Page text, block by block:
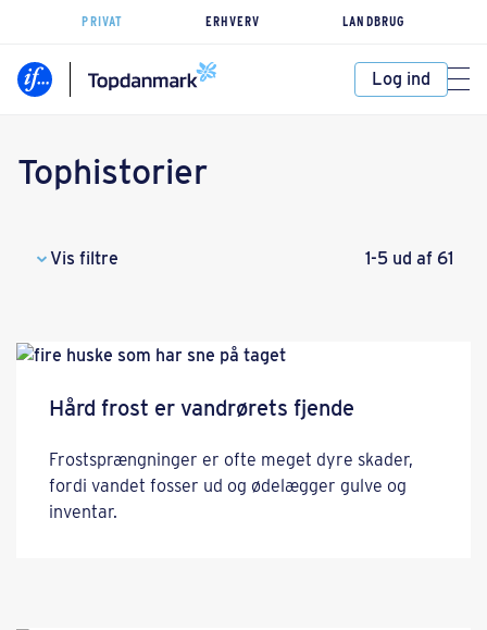
PRIVAT ERHVERV LANDBRUG
Log ind
Tophistorier
Vis filtre 1-5 ud af 61
Hård frost er vandrørets fjende
Frostsprængninger er ofte meget dyre skader,
fordi vandet fosser ud og ødelægger gulve og
inventar.